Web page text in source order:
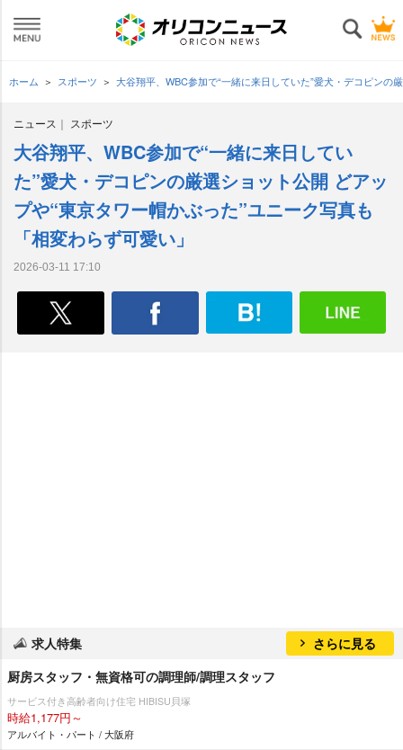
ホーム スポーツ 大谷翔平、WBC参加で“一緒に来日していた”愛犬・デコピン
ニュース スポーツ
大谷翔平、WBC参加で“一緒に来日してい
た”愛犬・デコピンの厳選ショット公開 どアッ
プや“東京タワー帽かぶった”ユニーク写真も
「相変わらず可愛い」
2026-03-11 17:10
求人特集
さらに見る
厨房スタッフ・無資格可の調理師/調理スタッフ
サービス付き高齢者向け住宅 HIBISU貝塚
時給1,177円～
アルバイト・パート / 大阪府